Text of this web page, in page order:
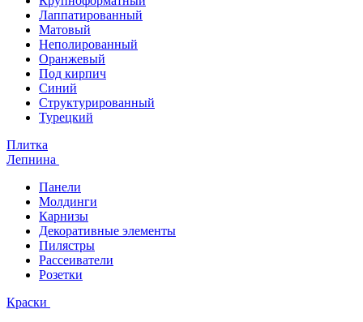
Лаппатированный
Матовый
Неполированный
Оранжевый
Под кирпич
Синий
Структурированный
Турецкий
Плитка
Лепнина
Панели
Молдинги
Карнизы
Декоративные элементы
Пилястры
Рассеиватели
Розетки
Краски